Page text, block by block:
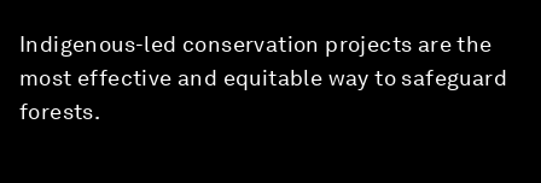
Indigenous-led conservation projects are the
most effective and equitable way to safeguard
forests.